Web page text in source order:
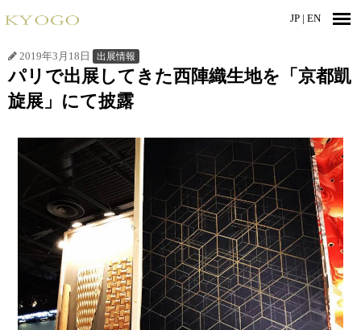
JP | EN
2019年3月18日 出展情報
パリで出展してきた西陣織生地を「京都凱
旋展」にて披露